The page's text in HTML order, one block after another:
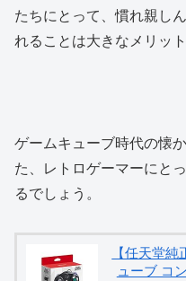
たちにとって、慣れ親し
れることは大きなメリット
ゲームキューブ時代の懐
た、レトロゲーマーにと
るでしょう。
【任天堂
ューブ コ